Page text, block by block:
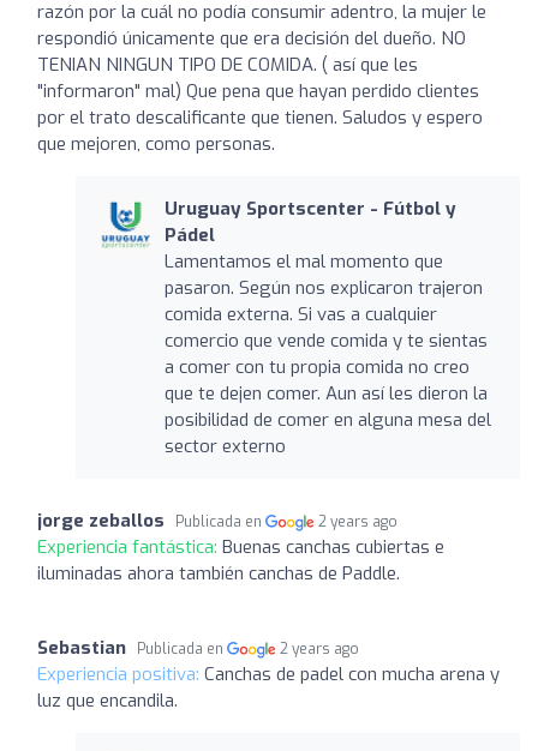
razón por la cuál no podía consumir adentro, la mujer le
respondió únicamente que era decisión del dueño. NO
TENIAN NINGUN TIPO DE COMIDA. ( así que les
"informaron" mal) Que pena que hayan perdido clientes
por el trato descalificante que tienen. Saludos y espero
que mejoren, como personas.
Uruguay Sportscenter - Fútbol y
Pádel
Lamentamos el mal momento que
pasaron. Según nos explicaron trajeron
comida externa. Si vas a cualquier
comercio que vende comida y te sientas
a comer con tu propia comida no creo
que te dejen comer. Aun así les dieron la
posibilidad de comer en alguna mesa del
sector externo
jorge zeballos Publicada en 2 years ago
Experiencia fantástica: Buenas canchas cubiertas e
iluminadas ahora también canchas de Paddle.
Sebastian Publicada en 2 years ago
Experiencia positiva: Canchas de padel con mucha arena y
luz que encandila.